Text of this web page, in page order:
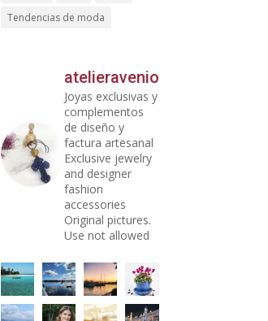
Tendencias de moda
atelieravenio
Joyas exclusivas y
complementos
de diseño y
factura artesanal
Exclusive jewelry
and designer
fashion
accessories
Original pictures.
Use not allowed